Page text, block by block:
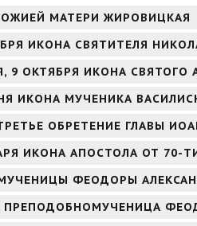
МАТЕРИ ЖИРОВИЦКАЯ
ИКОНА СВЯТИТЕЛЯ
9 ОКТЯБРЯ ИКОНА
ИКОНА МУЧЕНИКА
ОБРЕТЕНИЕ ГЛАВЫ
ИКОНА АПОСТОЛА ОТ 70-
ФЕОДОРЫ
ПРЕПОДОБНОМУЧЕНИЦА